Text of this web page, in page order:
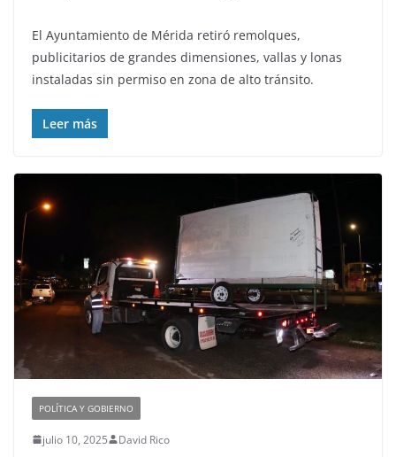
El Ayuntamiento de Mérida retiró remolques,
publicitarios de grandes dimensiones, vallas y lonas
instaladas sin permiso en zona de alto tránsito.
Leer más
POLÍTICA Y GOBIERNO
julio 10, 2025 David Rico